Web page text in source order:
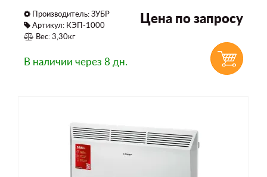
Производитель:ЗУБР
Артикул: КЭП-1000
Вес: 3,30кг
Цена по запросу
В наличии через 8 дн.